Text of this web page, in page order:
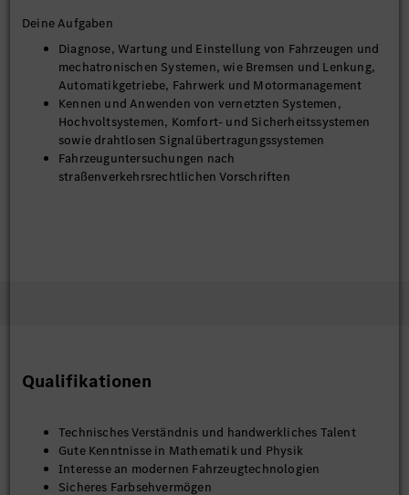
Deine Aufgaben
Diagnose, Wartung und Einstellung von Fahrzeugen und
mechatronischen Systemen, wie Bremsen und Lenkung,
Automatikgetriebe, Fahrwerk und Motormanagement
Kennen und Anwenden von vernetzten Systemen,
Hochvoltsystemen, Komfort- und Sicherheitssystemen
sowie drahtlosen Signalübertragungssystemen
Fahrzeuguntersuchungen nach
straßenverkehrsrechtlichen Vorschriften
Qualifikationen
Technisches Verständnis und handwerkliches Talent
Gute Kenntnisse in Mathematik und Physik
Interesse an modernen Fahrzeugtechnologien
Sicheres Farbsehvermögen